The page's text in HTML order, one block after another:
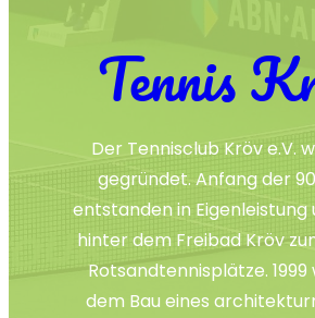
Tennis
Der Tennisclub Kröv e.V.
gegründet. Anfang der
entstanden in
hinter dem Freibad Kröv
Rotsandtennisplätze.
dem Bau eines